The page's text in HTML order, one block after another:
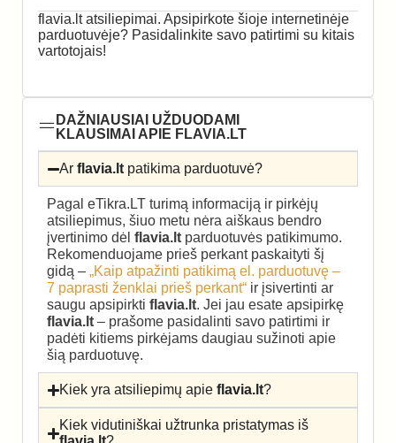
flavia.lt atsiliepimai. Apsipirkote šioje internetinėje
parduotuvėje? Pasidalinkite savo patirtimi su kitais
vartotojais!
DAŽNIAUSIAI UŽDUODAMI
KLAUSIMAI APIE FLAVIA.LT
Arflavia.lt patikima parduotuvė?
Pagal eTikra.LT turimą informaciją ir pirkėjų
atsiliepimus, šiuo metu nėra aiškaus bendro
įvertinimo dėl flavia.lt parduotuvės patikimumo.
Rekomenduojame prieš perkant paskaityti šį
gidą – „Kaip atpažinti patikimą el. parduotuvę –
7 paprasti ženklai prieš perkant“ ir įsivertinti ar
saugu apsipirkti flavia.lt. Jei jau esate apsipirkę
flavia.lt – prašome pasidalinti savo patirtimi ir
padėti kitiems pirkėjams daugiau sužinoti apie
šią parduotuvę.
Kiek yra atsiliepimų apieflavia.lt?
Kiek vidutiniškai užtrunka pristatymas iš